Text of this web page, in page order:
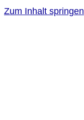
Zum Inhalt springen